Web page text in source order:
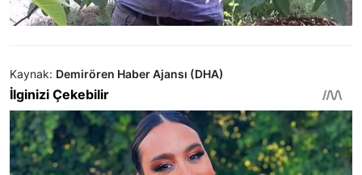
Kaynak: Demirören Haber Ajansı (DHA)